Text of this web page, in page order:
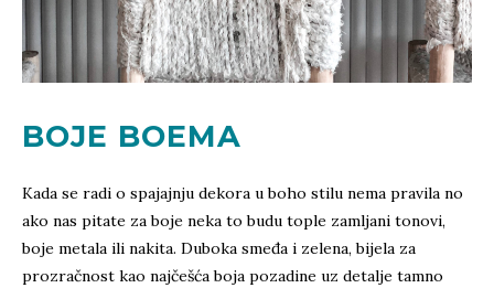
BOJE BOEMA
Kada se radi o spajajnju dekora u boho stilu nema pravila no
ako nas pitate za boje neka to budu tople zamljani tonovi,
boje metala ili nakita. Duboka smeđa i zelena, bijela za
prozračnost kao najčešća boja pozadine uz detalje tamno